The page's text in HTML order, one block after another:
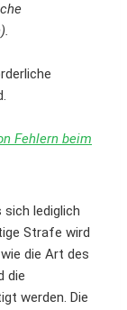
Fehlern beim
sich lediglich
Strafe wird
die Art des
die
werden. Die